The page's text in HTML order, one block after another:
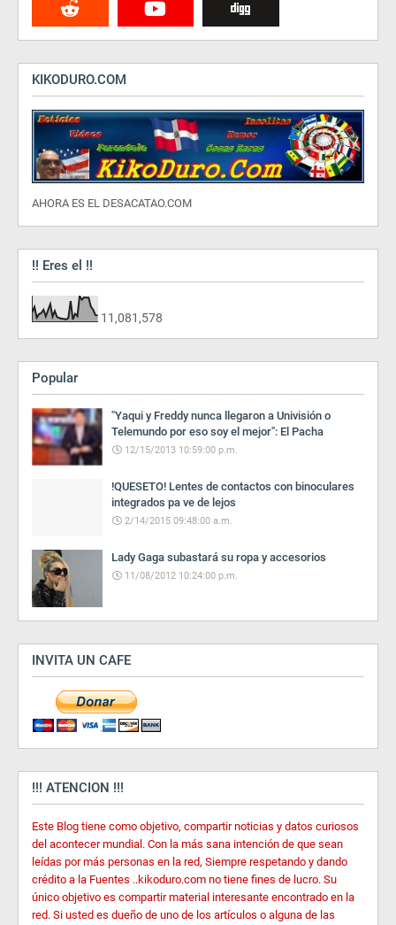
KIKODURO.COM
AHORA ES EL DESACATAO.COM
!! Eres el !!
11,081,578
Popular
"Yaqui y Freddy nunca llegaron a Univisión o
Telemundo por eso soy el mejor": El Pacha
12/15/2013 10:59:00 p.m.
!QUESETO! Lentes de contactos con binoculares
integrados pa ve de lejos
2/14/2015 09:48:00 a.m.
Lady Gaga subastará su ropa y accesorios
11/08/2012 10:24:00 p.m.
INVITA UN CAFE
!!! ATENCION !!!
Este Blog tiene como objetivo, compartir noticias y datos curiosos
del acontecer mundial. Con la más sana intención de que sean
leídas por más personas en la red, Siempre respetando y dando
crédito a la Fuentes ..kikoduro.com no tiene fines de lucro. Su
único objetivo es compartir material interesante encontrado en la
red. Si usted es dueño de uno de los artículos o alguna de las